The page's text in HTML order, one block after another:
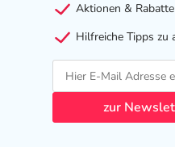
Aktionen & Rabatte
Hilfreiche Tipps zu
zur